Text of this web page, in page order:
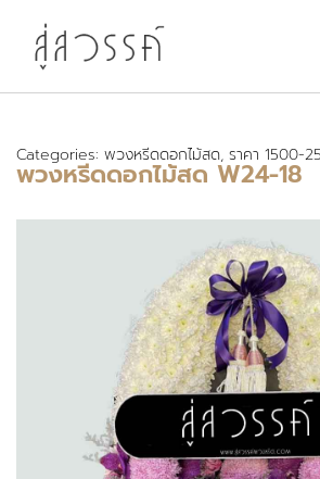
Categories: พวงหรีดดอกไม้สด, ราคา 1500-
พวงหรีดดอกไม้สด W24-18